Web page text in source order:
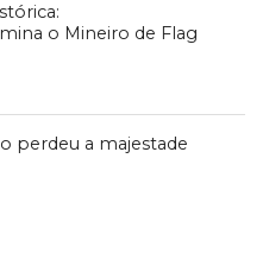
o Mineiro de Flag
perdeu a majestade